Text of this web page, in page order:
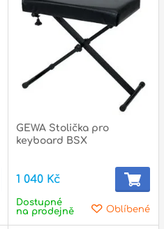
GEWA Stolička pro
keyboard BSX
1 040 Kč
Oblíbené
Dostupné
na prodejně